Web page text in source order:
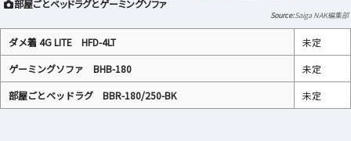
部屋ごとベッドラグとゲーミングソファ
Saiga NAK編集部
ダメ着 4G LITE HFD-4LT
未定
ゲーミングソファ BHB-180
未定
部屋ごとベッドラグ BBR-180/250-BK
未定